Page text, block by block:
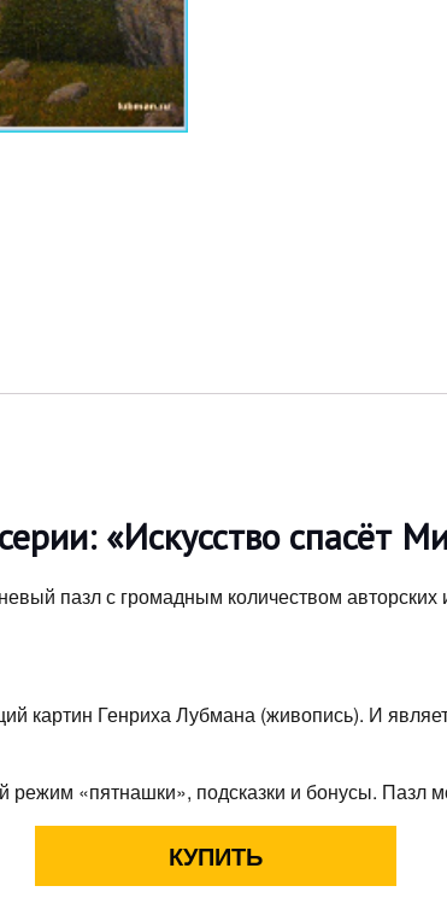
«Искусство спасёт
пазл с громадным количеством
картин Генриха Лубмана (живопись). И
«пятнашки», подсказки и бонусы. Пазл